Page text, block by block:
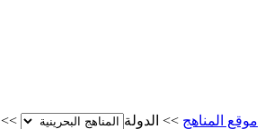
موقع المناهج >> الدولة >>